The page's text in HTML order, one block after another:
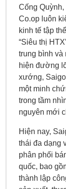
Cống Quỳnh,
Co.op luôn
kinh tế tập
“Siêu thị
trung bình
hiện đường
xướng,
một minh
trong tầm
nguyên mới
Hiện nay,
thái đa dạng
phân phối
quốc, bao
thành lập